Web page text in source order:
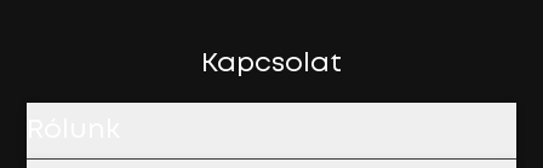
Kapcsolat